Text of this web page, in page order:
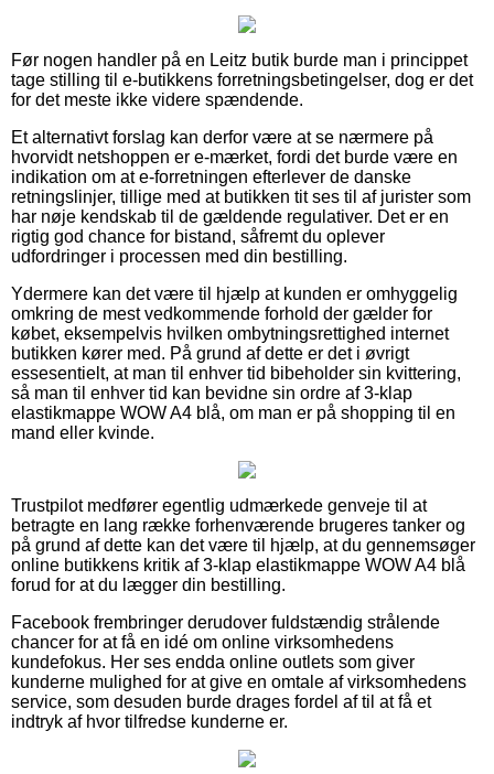
Før nogen handler på en Leitz butik burde man i princippet
tage stilling til e-butikkens forretningsbetingelser, dog er det
for det meste ikke videre spændende.
Et alternativt forslag kan derfor være at se nærmere på
hvorvidt netshoppen er e-mærket, fordi det burde være en
indikation om at e-forretningen efterlever de danske
retningslinjer, tillige med at butikken tit ses til af jurister som
har nøje kendskab til de gældende regulativer. Det er en
rigtig god chance for bistand, såfremt du oplever
udfordringer i processen med din bestilling.
Ydermere kan det være til hjælp at kunden er omhyggelig
omkring de mest vedkommende forhold der gælder for
købet, eksempelvis hvilken ombytningsrettighed internet
butikken kører med. På grund af dette er det i øvrigt
essesentielt, at man til enhver tid bibeholder sin kvittering,
så man til enhver tid kan bevidne sin ordre af 3-klap
elastikmappe WOW A4 blå, om man er på shopping til en
mand eller kvinde.
Trustpilot medfører egentlig udmærkede genveje til at
betragte en lang række forhenværende brugeres tanker og
på grund af dette kan det være til hjælp, at du gennemsøger
online butikkens kritik af 3-klap elastikmappe WOW A4 blå
forud for at du lægger din bestilling.
Facebook frembringer derudover fuldstændig strålende
chancer for at få en idé om online virksomhedens
kundefokus. Her ses endda online outlets som giver
kunderne mulighed for at give en omtale af virksomhedens
service, som desuden burde drages fordel af til at få et
indtryk af hvor tilfredse kunderne er.